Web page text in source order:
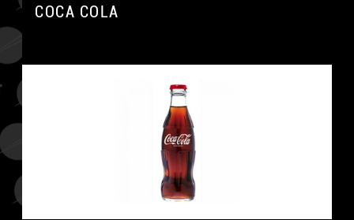
COCA COLA